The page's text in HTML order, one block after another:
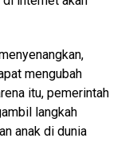
mengubah
itu, pemerintah
langkah
anak di dunia